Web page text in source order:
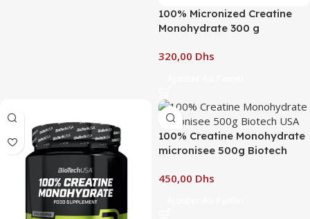
100% Micronized Creatine
Monohydrate 300 g
Dhs
100% Creatine Monohydrate
micronisee 500g Biotech
Dhs